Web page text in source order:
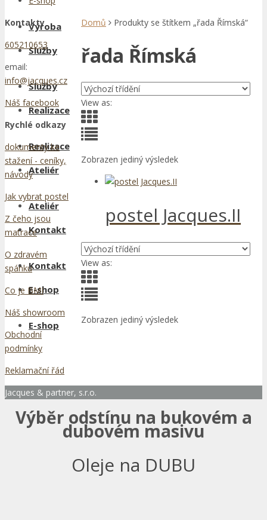
Služby
Realizace
Ateliér
Kontakt
E-shop
Výroba
Služby
Realizace
Ateliér
Kontakt
E-shop
Domů
Produkty se štítkem „řada Římská“
řada Římská
View as:
Zobrazen jediný výsledek
postel Jacques.II
View as:
Zobrazen jediný výsledek
Kontakty
605210653
email:
info@jacques.cz
Náš facebook
Rychlé odkazy
dokumenty ke
stažení - ceníky,
návody
Jak vybrat postel
Z čeho jsou
matrace
O zdravém
spánku
Co je BMI
Náš showroom
Obchodní
podmínky
Reklamační řád
Jacques & partner, s.r.o.
Výběr odstínu na bukovém a
dubovém masivu
Oleje na DUBU